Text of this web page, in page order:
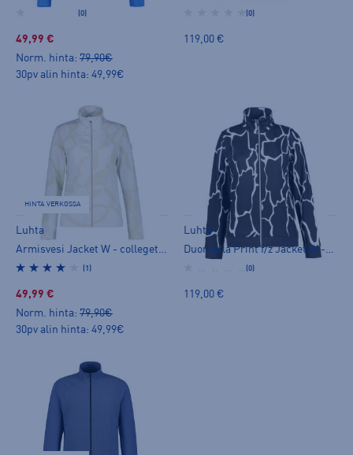
(0)
49,99 €
Norm. hinta: 79,90€
30pv alin hinta: 49,99€
(0)
119,00 €
HINTA VERKOSSA
Luhta
(1)
49,99 €
Norm. hinta: 79,90€
30pv alin hinta: 49,99€
Luhta
(0)
119,00 €